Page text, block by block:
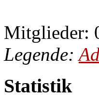
Mitglieder:
Legende:
Statistik